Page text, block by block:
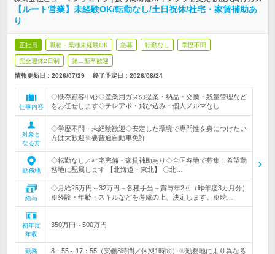
【ルート営業】未経験OK/転勤なし/土日祝休/社宅・家賃補助あ
り
正社員 職種・業種未経験OK 急募 転勤なし 学歴不問
完全週休2日制 第二新卒歓迎
情報更新日：2026/07/29 終了予定日： 2026/08/24
仕事内容
◇既存顧客中心◇産業用ガスの提案・納品・交換・残量管理など
をお任せします◇テレアポ・飛び込み・個人ノルマなし
対象と
なる方
◇学歴不問・未経験歓迎◇安定した環境で専門性を身につけたい
方は大歓迎※要普通自動車免許
勤務地
◇転勤なし／社宅完備・家賃補助あり◇全国各地で募集！希望勤
務地に配属します 【北海道・東北】 〇北…
給与
◇月給25万円～32万円＋各種手当＋賞与年2回（昨年度3カ月分）
※経験・年齢・スキルなどを考慮の上、決定します。※時…
初年度
年収
350万円～500万円
勤務
8：55～17：55（実働8時間／休憩1時間）※勤務地により異なる